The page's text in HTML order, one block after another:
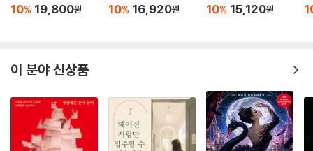
10% 19,800원 10% 16,920원 10% 15,120원
이 분야 신상품